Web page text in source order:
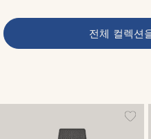
전체 컬렉션